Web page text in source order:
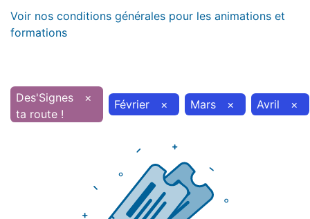
Voir nos conditions générales pour les animations et
formations
Des'Signes
ta route !
× Février × Mars × Avril ×